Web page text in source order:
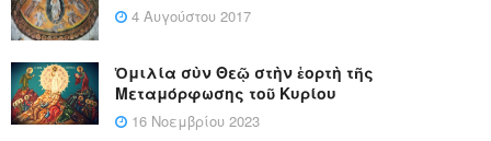
4 Αυγούστου 2017
Ὁμιλία σὺν Θεῷ στὴν ἑορτὴ τῆς
Μεταμόρφωσης τοῦ Κυρίου
16 Νοεμβρίου 2023